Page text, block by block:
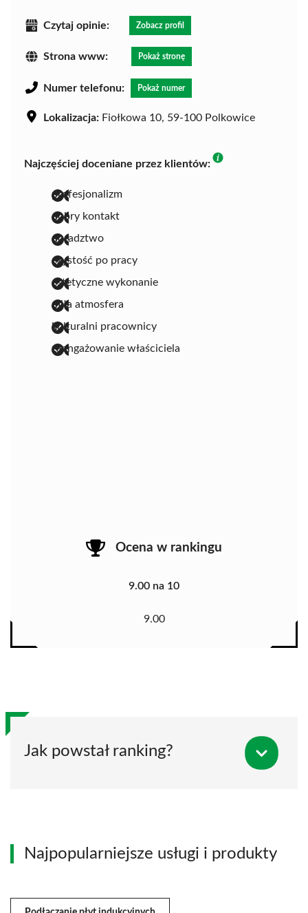
Czytaj opinie: Zobacz profil
Strona www: Pokaż stronę
Numer telefonu: Pokaż numer
Lokalizacja: Fiołkowa 10, 59-100 Polkowice
Najczęściej doceniane przez klientów:
profesjonalizm
dobry kontakt
doradztwo
czystość po pracy
estetyczne wykonanie
miła atmosfera
kulturalni pracownicy
zaangażowanie właściciela
Ocena w rankingu
9.00 na 10
9.00
Jak powstał ranking?
Najpopularniejsze usługi i produkty